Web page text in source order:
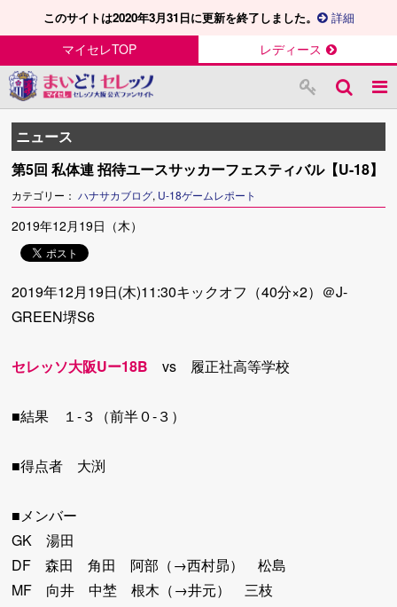
このサイトは2020年3月31日に更新を終了しました。 詳細
マイセレTOP レディース
ニュース
第5回 私体連 招待ユースサッカーフェスティバル【U-18】
カテゴリー：ハナサカブログ, U-18ゲームレポート
2019年12月19日（木）
2019年12月19日(木)11:30キックオフ（40分×2）＠J-
GREEN堺S6
セレッソ大阪Uー18B vs 履正社高等学校
■結果 １-３（前半０-３）
■得点者 大渕
■メンバー
GK 湯田
DF 森田 角田 阿部（→西村昴） 松島
MF 向井 中埜 根木（→井元） 三枝